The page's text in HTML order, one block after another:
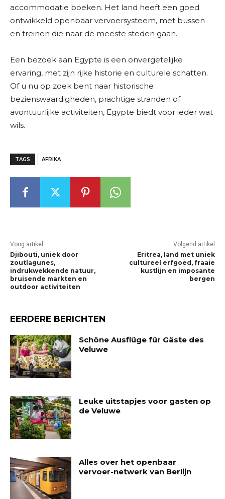
accommodatie boeken. Het land heeft een goed
ontwikkeld openbaar vervoersysteem, met bussen
en treinen die naar de meeste steden gaan.
Een bezoek aan Egypte is een onvergetelijke
ervaring, met zijn rijke historie en culturele schatten.
Of u nu op zoek bent naar historische
bezienswaardigheden, prachtige stranden of
avontuurlijke activiteiten, Egypte biedt voor ieder wat
wils.
TAGS AFRIKA
Vorig artikel
Djibouti, uniek door
zoutlagunes,
indrukwekkende natuur,
bruisende markten en
outdoor activiteiten
Volgend artikel
Eritrea, land met uniek
cultureel erfgoed, fraaie
kustlijn en imposante
bergen
EERDERE BERICHTEN
Schöne Ausflüge für Gäste des
Veluwe
Leuke uitstapjes voor gasten op
de Veluwe
Alles over het openbaar
vervoer-netwerk van Berlijn